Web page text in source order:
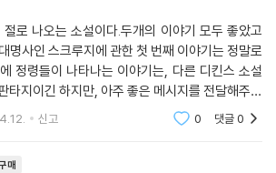
하고 주최하면서 가족의 중요성, 용서, 타인에 대
한 크리스마스 정신이 독자의 깨달음으로 이어지
것이다.
로 나오는 소설이다.두개의 이야기 모두 좋았고
명사인 스크루지에 관한 첫 번째 이야기는 정말로
정령들이 나타나는 이야기는, 다른 디킨스 소설
타지이긴 하지만, 아주 좋은 메시지를 전달해주는
되지 않는다. 디킨스의 필력과 감동적인 이야기
신고 0 댓글0
매